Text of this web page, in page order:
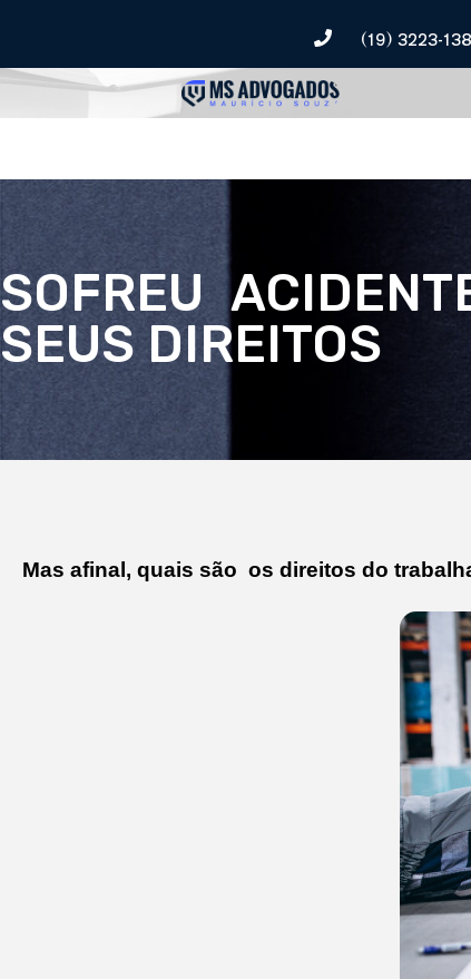
(19) 3223-
SOFREU
SEUS DIREITOS
Mas afinal, quais são os direitos do